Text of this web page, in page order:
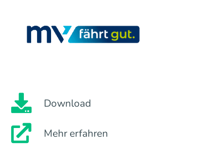
Download
Mehr erfahren